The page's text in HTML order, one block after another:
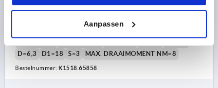
Aanpassen
SCHARNIER MET VOORAF INGESTELDE FRIC, VORM:A
D=6,3
D1=18 S=3 MAX. DRAAIMOMENT NM=8
Bestelnummer: K1518.65858